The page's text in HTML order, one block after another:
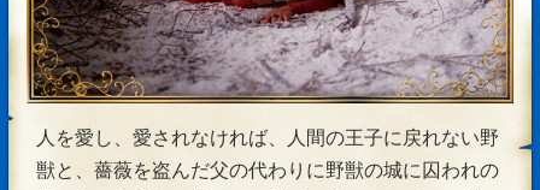
人を愛し、愛されなければ、人間の王子に戻れない野
獣と、薔薇を盗んだ父の代わりに野獣の城に囚われの